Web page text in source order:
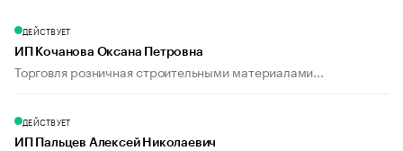
ДЕЙСТВУЕТ
ИП Кочанова Оксана Петровна
Торговля розничная строительными материалами...
ДЕЙСТВУЕТ
ИП Пальцев Алексей Николаевич